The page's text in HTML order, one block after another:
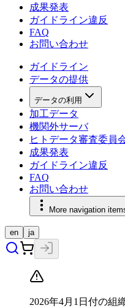
成果発表
ガイドライン違反
FAQ
お問い合わせ
ガイドライン
データの提供
データの利用
加工データ
機関外サーバ
ヒトデータ審査委員
成果発表
ガイドライン違反
FAQ
お問い合わせ
More navigation
en ja
2026年4月1日付の組